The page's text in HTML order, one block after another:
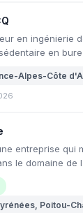
en ingénierie
en
Alpes-Côte
entreprise qui
le domaine de
Poitou-